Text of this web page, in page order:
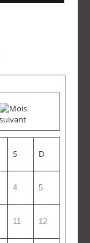
S D
4 5
11 12